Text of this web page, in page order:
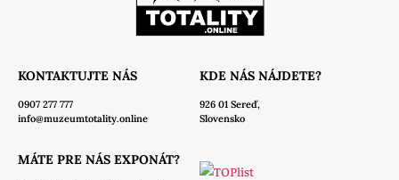
KONTAKTUJTE NÁS
0907 277 777
info@muzeumtotality.online
KDE NÁS NÁJDETE?
926 01 Sereď,
Slovensko
MÁTE PRE NÁS EXPONÁT?